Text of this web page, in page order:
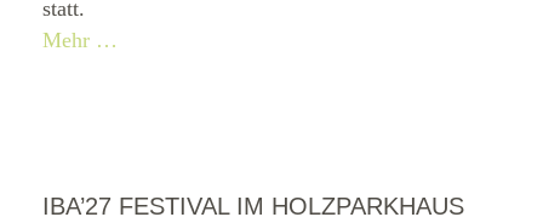
statt.
Mehr …
IBA’27 FESTIVAL IM HOLZPARKHAUS